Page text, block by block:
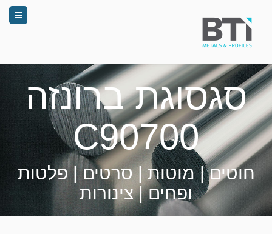
סגסוגת ברונזה
C90700
חוטים | מוטות | סרטים | פלטות
ופחים | צינורות